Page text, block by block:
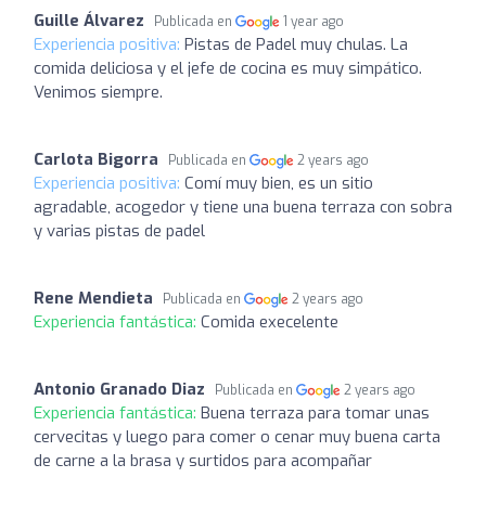
Guille Álvarez Publicada en 1 year ago
Experiencia positiva: Pistas de Padel muy chulas. La
comida deliciosa y el jefe de cocina es muy simpático.
Venimos siempre.
Carlota Bigorra Publicada en 2 years ago
Experiencia positiva: Comí muy bien, es un sitio
agradable, acogedor y tiene una buena terraza con sobra
y varias pistas de padel
Rene Mendieta Publicada en 2 years ago
Experiencia fantástica: Comida execelente
Antonio Granado Diaz Publicada en 2 years ago
Experiencia fantástica: Buena terraza para tomar unas
cervecitas y luego para comer o cenar muy buena carta
de carne a la brasa y surtidos para acompañar